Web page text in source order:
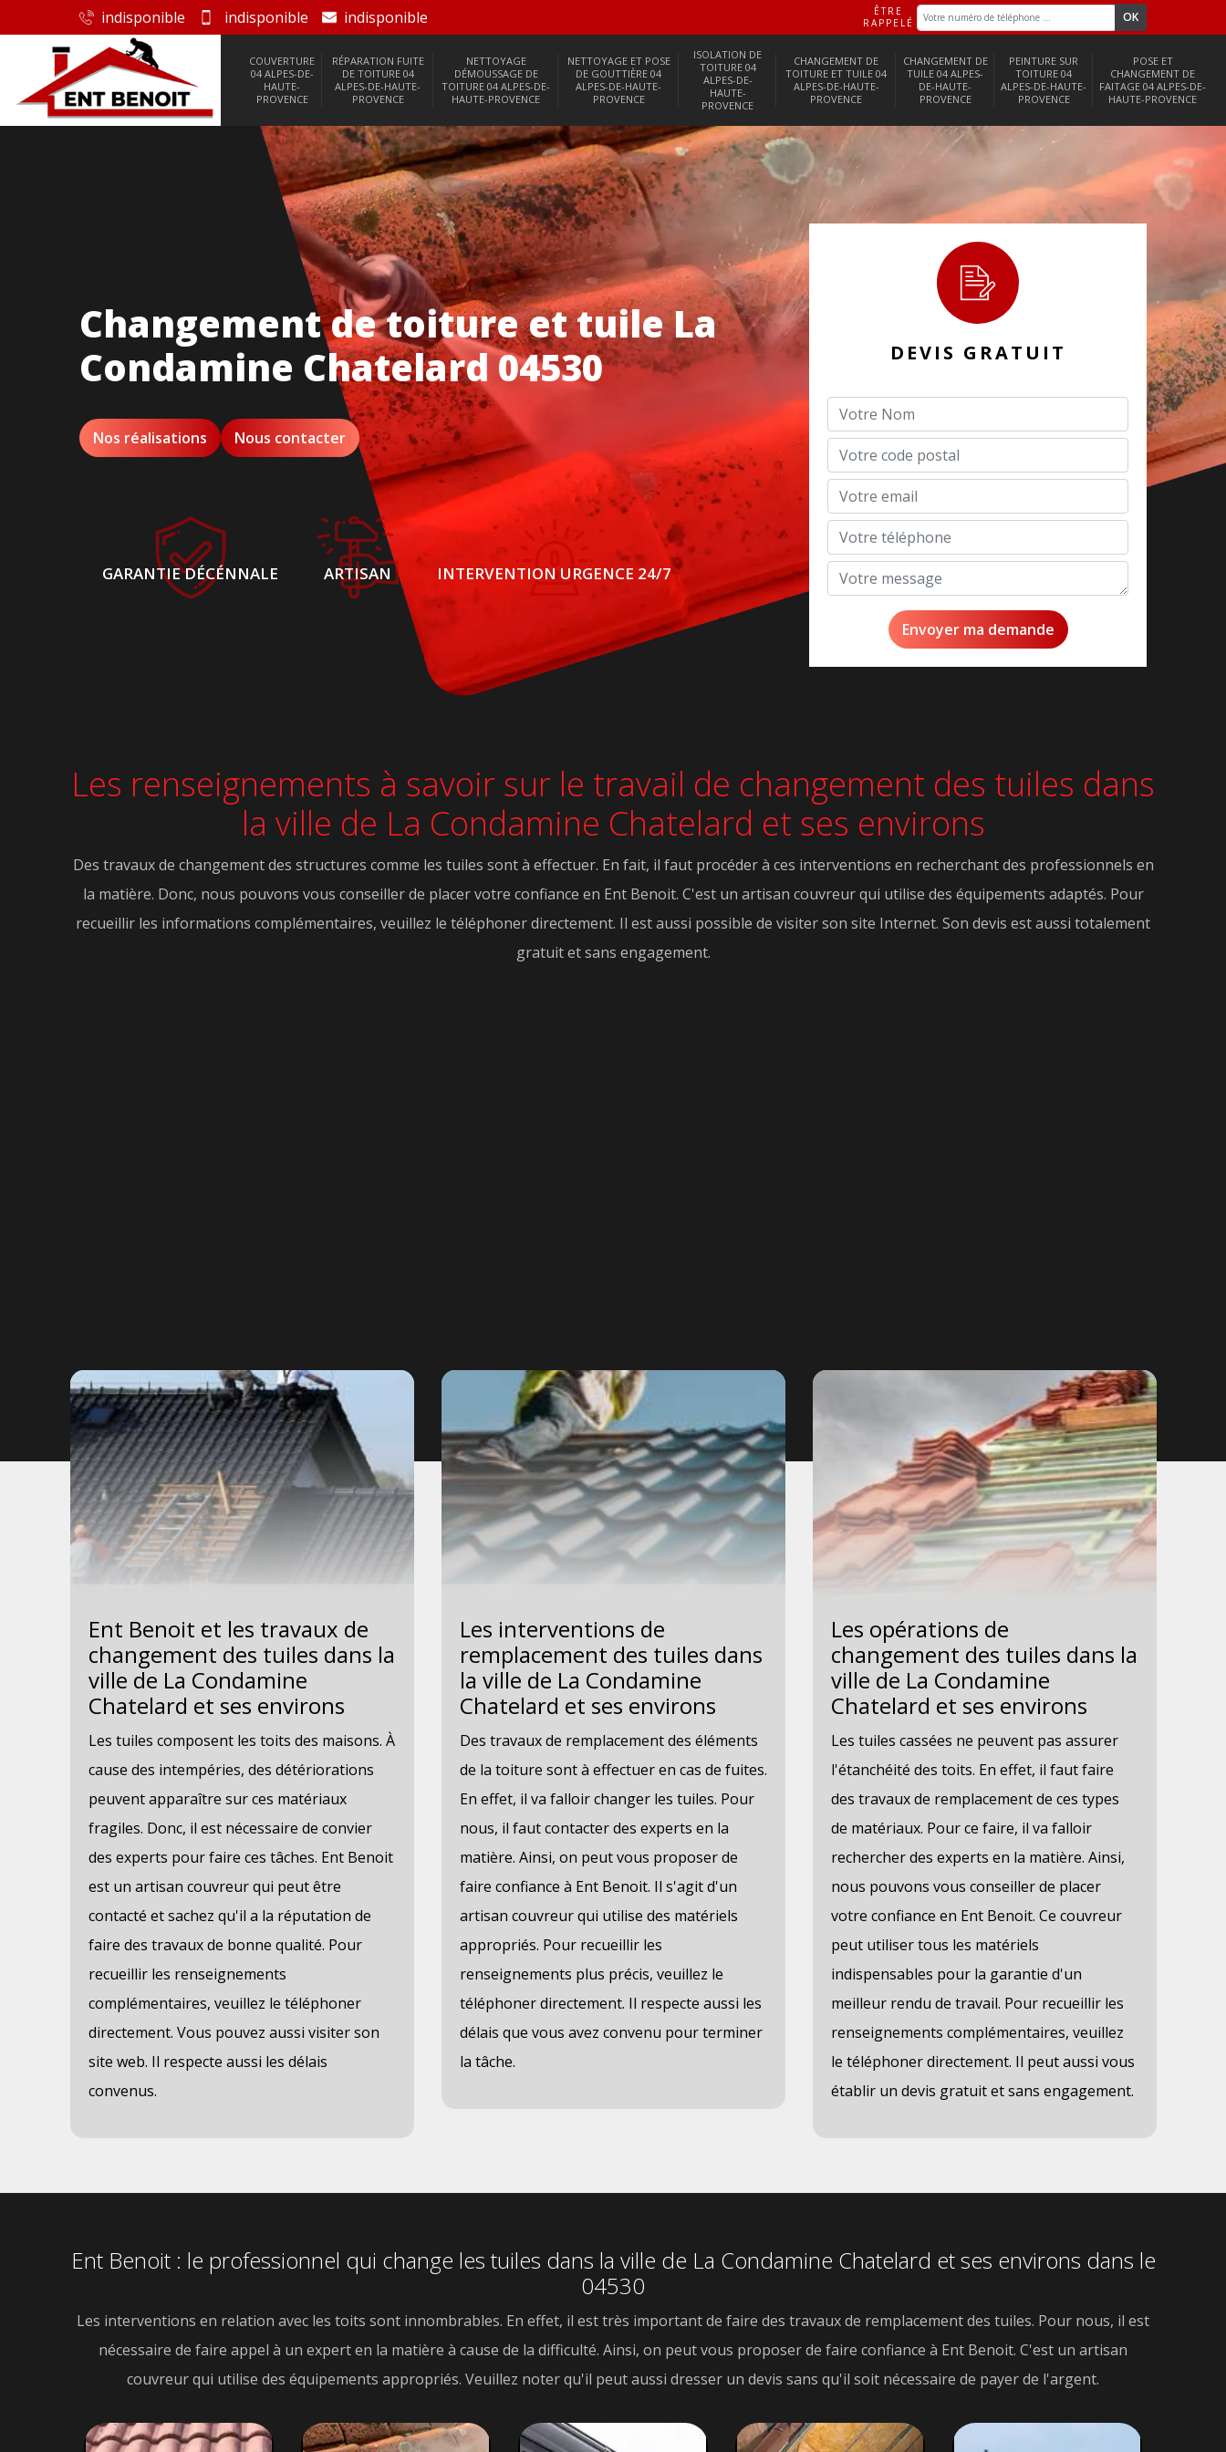
indisponible indisponible indisponible
ÊTRE
RAPPELÉ
COUVERTURE
04 ALPES-DE-
HAUTE-
PROVENCE
RÉPARATION FUITE
DE TOITURE 04
ALPES-DE-HAUTE-
PROVENCE
NETTOYAGE
DÉMOUSSAGE DE
TOITURE 04 ALPES-DE-
HAUTE-PROVENCE
NETTOYAGE ET POSE
DE GOUTTIÈRE 04
ALPES-DE-HAUTE-
PROVENCE
ISOLATION DE
TOITURE 04
ALPES-DE-
HAUTE-
PROVENCE
CHANGEMENT DE
TOITURE ET TUILE 04
ALPES-DE-HAUTE-
PROVENCE
CHANGEMENT DE
TUILE 04 ALPES-
DE-HAUTE-
PROVENCE
PEINTURE SUR
TOITURE 04
ALPES-DE-HAUTE-
PROVENCE
POSE ET
CHANGEMENT DE
FAITAGE 04 ALPES-DE-
HAUTE-PROVENCE
Changement de toiture et tuile La
Condamine Chatelard 04530
Nos réalisations Nous contacter
GARANTIE DÉCÉNNALE ARTISAN INTERVENTION URGENCE 24/7
DEVIS GRATUIT
Les renseignements à savoir sur le travail de changement des tuiles dans
la ville de La Condamine Chatelard et ses environs
Des travaux de changement des structures comme les tuiles sont à effectuer. En fait, il faut procéder à ces interventions en recherchant des professionnels en
la matière. Donc, nous pouvons vous conseiller de placer votre confiance en Ent Benoit. C'est un artisan couvreur qui utilise des équipements adaptés. Pour
recueillir les informations complémentaires, veuillez le téléphoner directement. Il est aussi possible de visiter son site Internet. Son devis est aussi totalement
gratuit et sans engagement.
Ent Benoit et les travaux de
changement des tuiles dans la
ville de La Condamine
Chatelard et ses environs
Les tuiles composent les toits des maisons. À
cause des intempéries, des détériorations
peuvent apparaître sur ces matériaux
fragiles. Donc, il est nécessaire de convier
des experts pour faire ces tâches. Ent Benoit
est un artisan couvreur qui peut être
contacté et sachez qu'il a la réputation de
faire des travaux de bonne qualité. Pour
recueillir les renseignements
complémentaires, veuillez le téléphoner
directement. Vous pouvez aussi visiter son
site web. Il respecte aussi les délais
convenus.
Les interventions de
remplacement des tuiles dans
la ville de La Condamine
Chatelard et ses environs
Des travaux de remplacement des éléments
de la toiture sont à effectuer en cas de fuites.
En effet, il va falloir changer les tuiles. Pour
nous, il faut contacter des experts en la
matière. Ainsi, on peut vous proposer de
faire confiance à Ent Benoit. Il s'agit d'un
artisan couvreur qui utilise des matériels
appropriés. Pour recueillir les
renseignements plus précis, veuillez le
téléphoner directement. Il respecte aussi les
délais que vous avez convenu pour terminer
la tâche.
Les opérations de
changement des tuiles dans la
ville de La Condamine
Chatelard et ses environs
Les tuiles cassées ne peuvent pas assurer
l'étanchéité des toits. En effet, il faut faire
des travaux de remplacement de ces types
de matériaux. Pour ce faire, il va falloir
rechercher des experts en la matière. Ainsi,
nous pouvons vous conseiller de placer
votre confiance en Ent Benoit. Ce couvreur
peut utiliser tous les matériels
indispensables pour la garantie d'un
meilleur rendu de travail. Pour recueillir les
renseignements complémentaires, veuillez
le téléphoner directement. Il peut aussi vous
établir un devis gratuit et sans engagement.
Ent Benoit : le professionnel qui change les tuiles dans la ville de La Condamine Chatelard et ses environs dans le
04530
Les interventions en relation avec les toits sont innombrables. En effet, il est très important de faire des travaux de remplacement des tuiles. Pour nous, il est
nécessaire de faire appel à un expert en la matière à cause de la difficulté. Ainsi, on peut vous proposer de faire confiance à Ent Benoit. C'est un artisan
couvreur qui utilise des équipements appropriés. Veuillez noter qu'il peut aussi dresser un devis sans qu'il soit nécessaire de payer de l'argent.